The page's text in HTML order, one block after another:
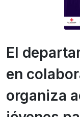
El
en
organiza